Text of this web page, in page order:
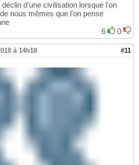
d'une civilisation lorsque l'on
nous mêmes que l'on pense
6
0
à 14h18 #11